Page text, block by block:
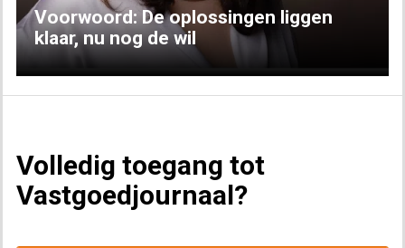
Voorwoord: De oplossingen liggen
klaar, nu nog de wil
Volledig toegang tot
Vastgoedjournaal?